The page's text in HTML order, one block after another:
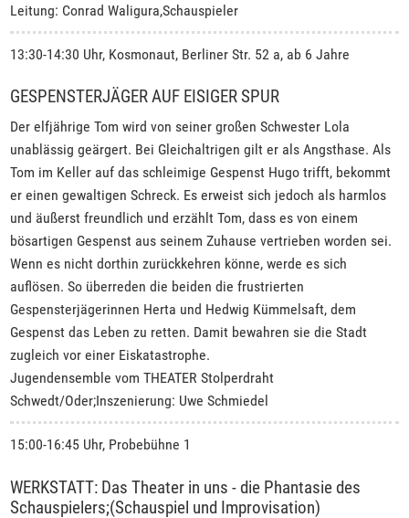
Leitung: Conrad Waligura,Schauspieler
13:30-14:30 Uhr, Kosmonaut, Berliner Str. 52 a, ab 6 Jahre
GESPENSTERJÄGER AUF EISIGER SPUR
Der elfjährige Tom wird von seiner großen Schwester Lola
unablässig geärgert. Bei Gleichaltrigen gilt er als Angsthase. Als
Tom im Keller auf das schleimige Gespenst Hugo trifft, bekommt
er einen gewaltigen Schreck. Es erweist sich jedoch als harmlos
und äußerst freundlich und erzählt Tom, dass es von einem
bösartigen Gespenst aus seinem Zuhause vertrieben worden sei.
Wenn es nicht dorthin zurückkehren könne, werde es sich
auflösen. So überreden die beiden die frustrierten
Gespensterjägerinnen Herta und Hedwig Kümmelsaft, dem
Gespenst das Leben zu retten. Damit bewahren sie die Stadt
zugleich vor einer Eiskatastrophe.
Jugendensemble vom THEATER Stolperdraht
Schwedt/Oder;Inszenierung: Uwe Schmiedel
15:00-16:45 Uhr, Probebühne 1
WERKSTATT: Das Theater in uns - die Phantasie des
Schauspielers;(Schauspiel und Improvisation)